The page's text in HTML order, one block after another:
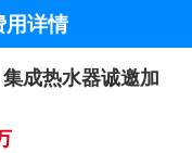
详情
集成热水器诚邀加